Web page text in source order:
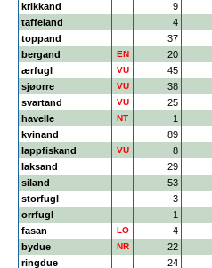
krikkand
9
taffeland
4
toppand
37
bergand
EN 20
ærfugl
VU 45
sjøorre
VU 38
svartand
VU 25
havelle
NT 1
kvinand
89
lappfiskand
VU 8
laksand
29
siland
53
storfugl
3
orrfugl
1
fasan
LO 4
bydue
NR 22
ringdue
24